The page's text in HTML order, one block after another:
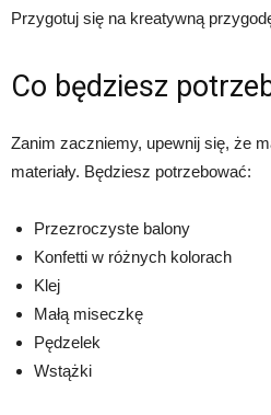
Przygotuj się na kreatywną
Co będziesz
Zanim zaczniemy, upewnij się, że
materiały. Będziesz potrzebować:
Przezroczyste balony
Konfetti w różnych kolorach
Klej
Małą miseczkę
Pędzelek
Wstążki